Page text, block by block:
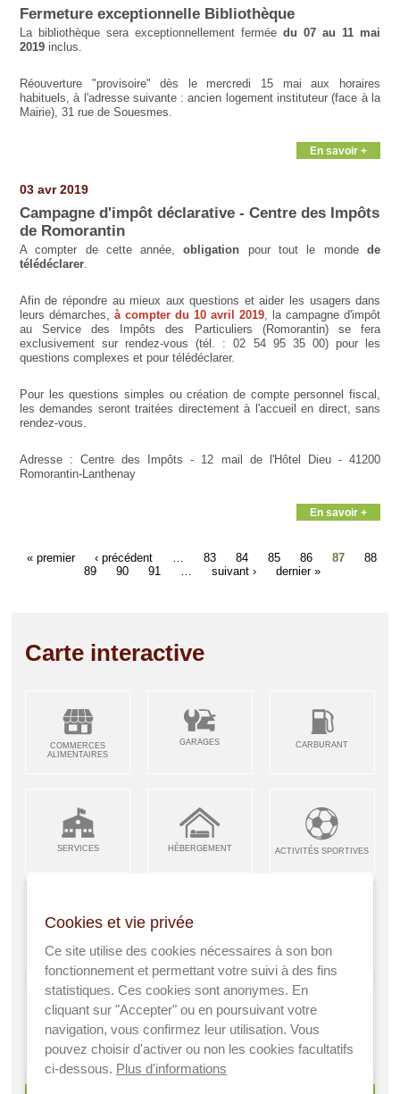
Fermeture exceptionnelle Bibliothèque
La bibliothèque sera exceptionnellement fermée du 07 au 11 mai
2019inclus.
Réouverture "provisoire" dès le mercredi 15 mai aux horaires
habituels, à l'adresse suivante : ancien logement instituteur (face à la
Mairie), 31 rue de Souesmes.
En savoir +
03 avr 2019
Campagne d'impôt déclarative - Centre des Impôts
de Romorantin
A compter de cette année,obligation pour tout le mondede
télédéclarer.
Afin de répondre au mieux aux questions et aider les usagers dans
leurs démarches, à compter du 10 avril 2019, la campagne d'impôt
au Service des Impôts des Particuliers (Romorantin) se fera
exclusivement sur rendez-vous (tél. : 02 54 95 35 00) pour les
questions complexes et pour télédéclarer.
Pour les questions simples ou création de compte personnel fiscal,
les demandes seront traitées directement à l'accueil en direct, sans
rendez-vous.
Adresse : Centre des Impôts - 12 mail de l'Hôtel Dieu - 41200
Romorantin-Lanthenay
En savoir +
« premier ‹ précédent 83 84 85 86 87
88
89
90 91 suivant › dernier »
Carte interactive
COMMERCES
ALIMENTAIRES
GARAGES CARBURANT
SERVICES HÉBERGEMENT ACTIVITÉS SPORTIVES
ARTISANS &
INDUSTRIES
RESTAURANTS CAFÉS ENFANCE JEUNESSE
A VISITER SANTÉ AGRICULTEURS
Cookies et vie privée
Ce site utilise des cookies nécessaires à son bon
fonctionnement et permettant votre suivi à des fins
statistiques. Ces cookies sont anonymes. En
cliquant sur "Accepter" ou en poursuivant votre
navigation, vous confirmez leur utilisation. Vous
pouvez choisir d'activer ou non les cookies facultatifs
ci-dessous. Plus d'informations